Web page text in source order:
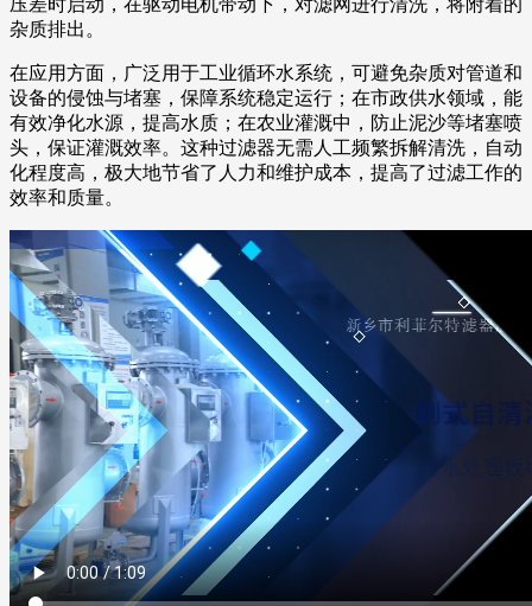
杂质排出。
在应用方面，广泛用于工业循环水系统，可避免杂质对管道和
设备的侵蚀与堵塞，保障系统稳定运行；在市政供水领域，能
有效净化水源，提高水质；在农业灌溉中，防止泥沙等堵塞喷
头，保证灌溉效率。这种过滤器无需人工频繁拆解清洗，自动
化程度高，极大地节省了人力和维护成本，提高了过滤工作的
效率和质量。